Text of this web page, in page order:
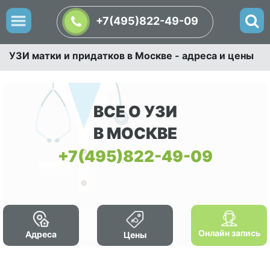
+7(495)822-49-09
УЗИ матки и придатков в Москве - адреса и цены
ВСЕ О УЗИ
В МОСКВЕ
+7(495)822-49-09
Адреса Цены Онлайн запись